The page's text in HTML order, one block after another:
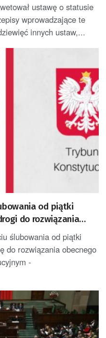
ustawę o statusie
wprowadzające te
innych ustaw,...
od piątki
do rozwiązania
ślubowania od piątki
do rozwiązania obecnego
-